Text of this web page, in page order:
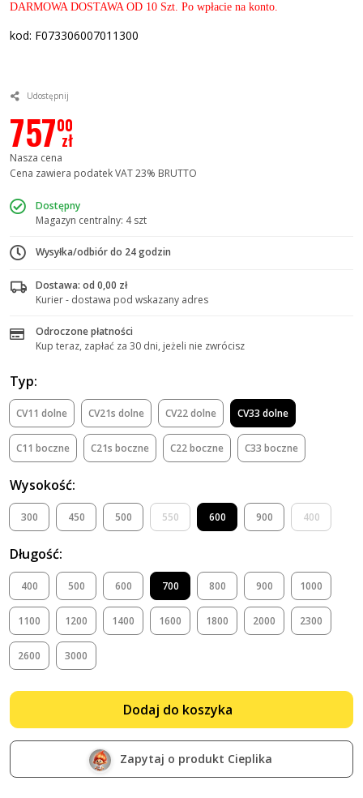
DARMOWA DOSTAWA OD 10 Szt. Po wpłacie na konto.
kod: F073306007011300
Udostępnij
75700
zł
Nasza cena
Cena zawiera podatek VAT 23% BRUTTO
Dostępny
Magazyn centralny: 4 szt
Wysyłka/odbiór do 24 godzin
Dostawa: od 0,00 zł
Kurier - dostawa pod wskazany adres
Odroczone płatności
Kup teraz, zapłać za 30 dni, jeżeli nie zwrócisz
Typ:
CV11 dolne CV21s dolne CV22 dolne CV33 dolne
C11 boczne C21s boczne C22 boczne C33 boczne
Wysokość:
300 450 500 550 600 900 400
Długość:
400 500 600 700 800 900 1000
1100 1200 1400 1600 1800 2000 2300
2600 3000
Dodaj do koszyka
Zapytaj o produkt Cieplika